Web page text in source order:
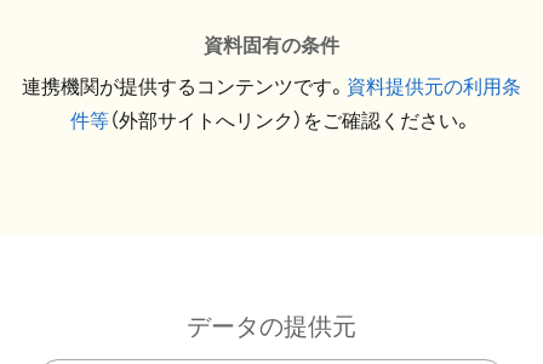
資料固有の条件
連携機関が提供するコンテンツです。 資料提供元の利用条
件等（外部サイトへリンク）をご確認ください。
データの提供元